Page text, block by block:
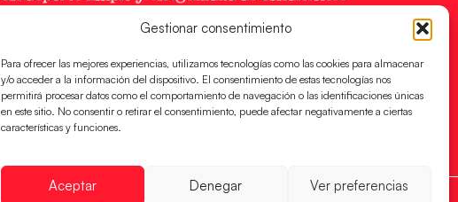
Gestionar consentimiento
Para ofrecer las mejores experiencias, utilizamos tecnologías como las cookies para almacenar
y/o acceder a la información del dispositivo. El consentimiento de estas tecnologías nos
permitirá procesar datos como el comportamiento de navegación o las identificaciones únicas
en este sitio. No consentir o retirar el consentimiento, puede afectar negativamente a ciertas
características y funciones.
Aceptar Denegar Ver preferencias